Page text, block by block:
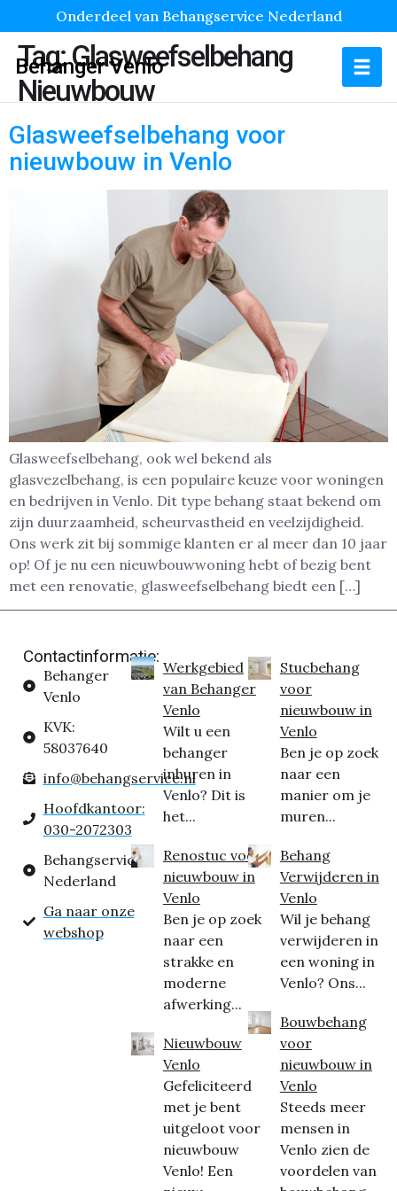
Onderdeel van Behangservice Nederland
Behanger Venlo
Tag:Glasweefselbehang
Nieuwbouw
Glasweefselbehang voor
nieuwbouw in Venlo
Glasweefselbehang, ook wel bekend als
glasvezelbehang, is een populaire keuze voor woningen
en bedrijven in Venlo. Dit type behang staat bekend om
zijn duurzaamheid, scheurvastheid en veelzijdigheid.
Ons werk zit bij sommige klanten er al meer dan 10 jaar
op! Of je nu een nieuwbouwwoning hebt of bezig bent
met een renovatie, glasweefselbehang biedt een […]
Contactinformatie:
Behanger
Venlo
KVK:
58037640
info@behangservice.nl
Hoofdkantoor:
030-2072303
Behangservice
Nederland
Ga naar onze
webshop
Werkgebied
van Behanger
Venlo
Wilt u een
behanger
inhuren in
Venlo? Dit is
het...
Renostuc voor
nieuwbouw in
Venlo
Ben je op zoek
naar een
strakke en
moderne
afwerking...
Nieuwbouw
Venlo
Gefeliciteerd
met je bent
uitgeloot voor
nieuwbouw
Venlo! Een
Stucbehang
voor
nieuwbouw in
Venlo
Ben je op zoek
naar een
manier om je
muren...
Behang
Verwijderen in
Venlo
Wil je behang
verwijderen in
een woning in
Venlo? Ons...
Bouwbehang
voor
nieuwbouw in
Venlo
Steeds meer
mensen in
Venlo zien de
voordelen van